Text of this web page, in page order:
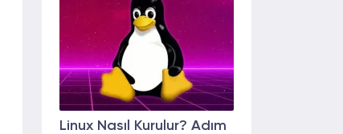
Linux Nasıl Kurulur? Adım